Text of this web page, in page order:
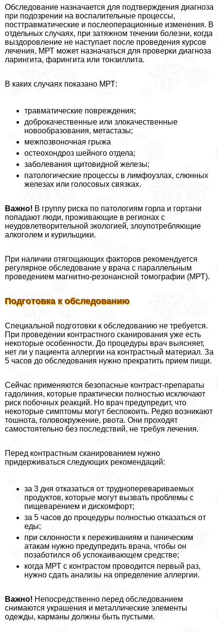
Обследование назначается для подтверждения диагноза
при подозрении на воспалительные процессы,
посттравматические и послеоперационные изменения. В
отдельных случаях, при затяжном течении болезни, когда
выздоровление не наступает после проведения курсов
лечения, МРТ может назначаться для проверки диагноза
ларингита, фарингита или тонзиллита.
В каких случаях показано МРТ:
травматические повреждения;
доброкачественные или злокачественные
новообразования, метастазы;
межпозвоночная грыжа
остеохондроз шейного отдела;
заболевания щитовидной железы;
патологические процессы в лимфоузлах, слюнных
железах или голосовых связках.
Важно! В группу риска по патологиям горла и гортани
попадают люди, проживающие в регионах с
неудовлетворительной экологией, злоупотрeбляющие
алкоголем и курильщики.
При наличии отягощающих факторов рекомендуется
регулярное обследование у врача с параллельным
проведением магнитно-резонансной томографии (МРТ).
Подготовка к обследованию
Специальной подготовки к обследованию не требуется.
При проведении контрастного сканирования уже есть
некоторые особенности. До процедуры врач выясняет,
нет ли у пациента аллергии на контрастный материал. За
5 часов до обследования нужно прекратить прием пищи.
Сейчас применяются безопасные контраст-препараты
гадолиния, которые пpaктически полностью исключают
риск побочных реакций. Но врач предупредит, что
некоторые симптомы могут беспокоить. Редко возникают
тошнота, головокружение, рвота. Они проходят
самостоятельно без последствий, не требуя лечения.
Перед контрастным сканированием нужно
придерживаться следующих рекомендаций:
за 3 дня отказаться от трудноперевариваемых
продуктов, которые могут вызвать проблемы с
пищеварением и дискомфорт;
за 5 часов до процедуры полностью отказаться от
еды;
при склонности к переживаниям и паническим
атакам нужно предупредить врача, чтобы он
позаботился об успокаивающем средстве;
когда МРТ с контрастом проводится первый раз,
нужно сдать анализы на определение аллергии.
Важно! Непосредственно перед обследованием
снимаются украшения и металлические элементы
одежды, карманы должны быть пустыми.